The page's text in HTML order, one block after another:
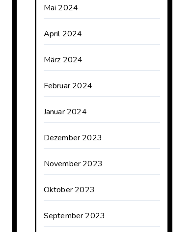
Mai 2024
April 2024
März 2024
Februar 2024
Januar 2024
Dezember 2023
November 2023
Oktober 2023
September 2023